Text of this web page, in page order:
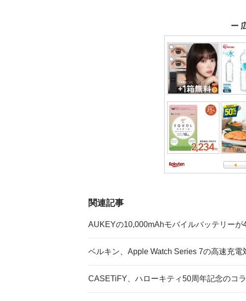
ー
関連記事
AUKEYの10,000mAhモバイルバッテリーが
ベルキン、Apple Watch Series 7の高速充
CASETiFY、ハローキティ50周年記念のコ